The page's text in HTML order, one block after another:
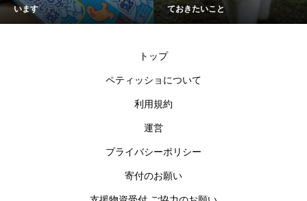
います
ておきたいこと
トップ
ペティッショについて
利用規約
運営
プライバシーポリシー
寄付のお願い